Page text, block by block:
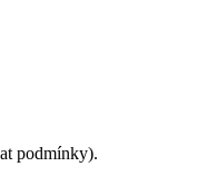
podmínky).